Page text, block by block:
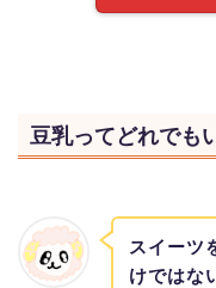
豆乳ってどれでも
スイーツ
けではな